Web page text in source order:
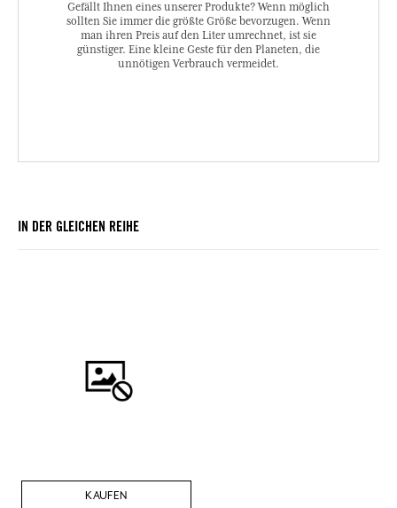
Gefällt Ihnen eines unserer Produkte? Wenn möglich
sollten Sie immer die größte Größe bevorzugen. Wenn
man ihren Preis auf den Liter umrechnet, ist sie
günstiger. Eine kleine Geste für den Planeten, die
unnötigen Verbrauch vermeidet.
IN DER GLEICHEN REIHE
KAUFEN